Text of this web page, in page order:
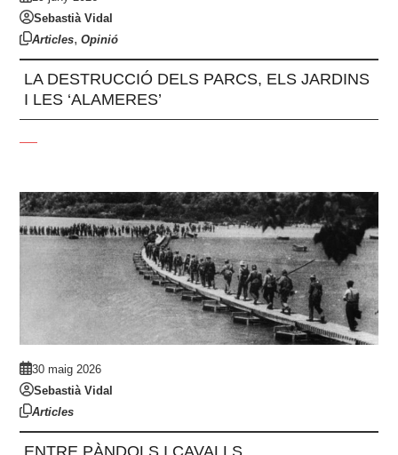
Sebastià Vidal
Articles,Opinió
LA DESTRUCCIÓ DELS PARCS, ELS JARDINS
I LES ‘ALAMERES’
30 maig 2026
Sebastià Vidal
Articles
ENTRE PÀNDOLS I CAVALLS